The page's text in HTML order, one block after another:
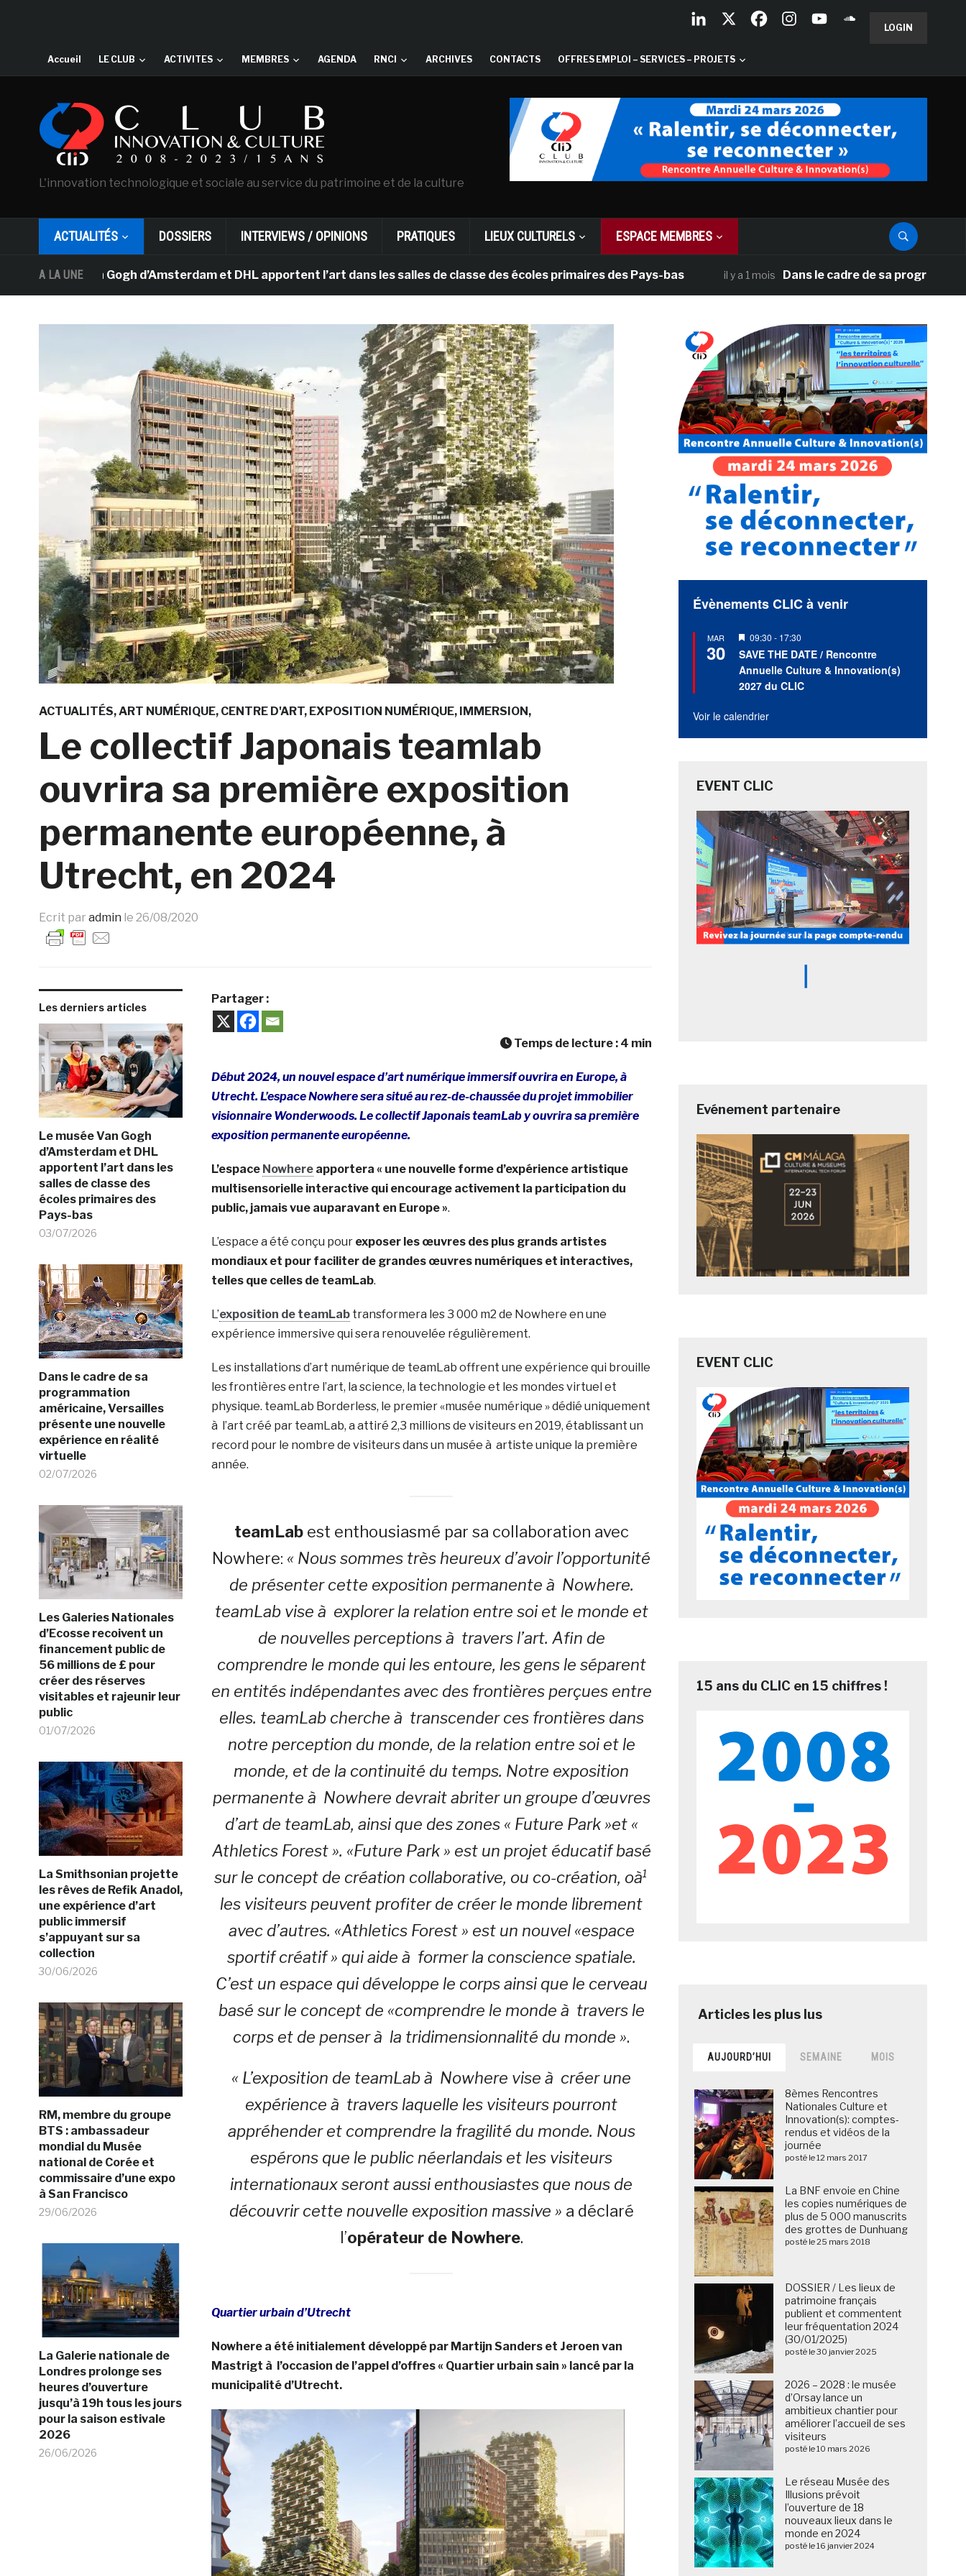
LOGIN
Accueil LE CLUB ACTIVITES MEMBRES AGENDA RNCI ARCHIVES CONTACTS OFFRES EMPLOI – SERVICES – PROJETS
L'innovation technologique et sociale au service du patrimoine et de la culture
ACTUALITÉS DOSSIERS INTERVIEWS / OPINIONS PRATIQUES LIEUX CULTURELS ESPACE MEMBRES
A LA UNE
Van Gogh d’Amsterdam et DHL apportent l’art dans les salles de classe des écoles primaires des Pays-bas il y a 1 mois Dans le cadre de sa programmation
ACTUALITÉS ART NUMÉRIQUE CENTRE D'ART EXPOSITION NUMÉRIQUE IMMERSION
Le collectif Japonais teamlab
ouvrira sa première exposition
permanente européenne, à
Utrecht, en 2024
Ecrit par admin le 26/08/2020
Les derniers articles
Le musée Van Gogh
d’Amsterdam et DHL
apportent l’art dans les
salles de classe des
écoles primaires des
Pays-bas
03/07/2026
Dans le cadre de sa
programmation
américaine, Versailles
présente une nouvelle
expérience en réalité
virtuelle
02/07/2026
Les Galeries Nationales
d’Ecosse recoivent un
financement public de
56 millions de £ pour
créer des réserves
visitables et rajeunir leur
public
01/07/2026
La Smithsonian projette
les rêves de Refik Anadol,
une expérience d’art
public immersif
s’appuyant sur sa
collection
30/06/2026
RM, membre du groupe
BTS : ambassadeur
mondial du Musée
national de Corée et
commissaire d’une expo
à San Francisco
29/06/2026
La Galerie nationale de
Londres prolonge ses
heures d’ouverture
jusqu’à 19h tous les jours
pour la saison estivale
2026
26/06/2026
Partager :
Temps de lecture : 4 min
Début 2024, un nouvel espace d’art numérique immersif ouvrira en Europe, à
Utrecht. L’espace Nowhere sera situé au rez-de-chaussée du projet immobilier
visionnaire Wonderwoods. Le collectif Japonais teamLab y ouvrira sa première
exposition permanente européenne.
L’espace Nowhereapportera « une nouvelle forme d’expérience artistique
multisensorielle interactive qui encourage activement la participation du
public, jamais vue auparavant en Europe ».
L’espace a été conçu pour exposer les œuvres des plus grands artistes
mondiaux et pour faciliter de grandes œuvres numériques et interactives,
telles que celles de teamLab.
L’exposition de teamLabtransformera les 3 000 m2 de Nowhere en une
expérience immersive qui sera renouvelée régulièrement.
Les installations d’art numérique de teamLab offrent une expérience qui brouille
les frontières entre l’art, la science, la technologie et les mondes virtuel et
physique. teamLab Borderless, le premier «musée numérique » dédié uniquement
à l’art créé par teamLab, a attiré 2,3 millions de visiteurs en 2019, établissant un
record pour le nombre de visiteurs dans un musée à artiste unique la première
année.
teamLabest enthousiasmé par sa collaboration avec
Nowhere: « Nous sommes très heureux d’avoir l’opportunité
de présenter cette exposition permanente à Nowhere.
teamLab vise à explorer la relation entre soi et le monde et
de nouvelles perceptions à travers l’art. Afin de
comprendre le monde qui les entoure, les gens le séparent
en entités indépendantes avec des frontières perçues entre
elles. teamLab cherche à transcender ces frontières dans
notre perception du monde, de la relation entre soi et le
monde, et de la continuité du temps. Notre exposition
permanente à Nowhere devrait abriter un groupe d’œuvres
d’art de teamLab, ainsi que des zones « Future Park »et «
Athletics Forest ». «Future Park » est un projet éducatif basé
sur le concept de création collaborative, ou co-création, oà¹
les visiteurs peuvent profiter de créer le monde librement
avec d’autres. «Athletics Forest » est un nouvel «espace
sportif créatif » qui aide à former la conscience spatiale.
C’est un espace qui développe le corps ainsi que le cerveau
basé sur le concept de «comprendre le monde à travers le
corps et de penser à la tridimensionnalité du monde ».
« L’exposition de teamLab à Nowhere vise à créer une
expérience à travers laquelle les visiteurs pourront
appréhender et comprendre la fragilité du monde. Nous
espérons que le public néerlandais et les visiteurs
internationaux seront aussi enthousiastes que nous de
découvrir cette nouvelle exposition massive » a déclaré
l’opérateur de Nowhere.
Quartier urbain d’Utrecht
Nowhere a été initialement développé par Martijn Sanders et Jeroen van
Mastrigt à l’occasion de l’appel d’offres « Quartier urbain sain » lancé par la
municipalité d’Utrecht.
Évènements CLIC à venir
MAR
30
Mis
en
avant
09:30 - 17:30
SAVE THE DATE / Rencontre
Annuelle Culture & Innovation(s)
2027 du CLIC
Voir le calendrier
EVENT CLIC
Evénement partenaire
EVENT CLIC
15 ans du CLIC en 15 chiffres !
AUJOURD’HUI SEMAINE MOIS
8èmes Rencontres
Nationales Culture et
Innovation(s): comptes-
rendus et vidéos de la
journée
posté le 12 mars 2017
La BNF envoie en Chine
les copies numériques de
plus de 5 000 manuscrits
des grottes de Dunhuang
posté le 25 mars 2018
DOSSIER / Les lieux de
patrimoine français
publient et commentent
leur fréquentation 2024
(30/01/2025)
posté le 30 janvier 2025
2026 – 2028 : le musée
d’Orsay lance un
ambitieux chantier pour
améliorer l’accueil de ses
visiteurs
posté le 10 mars 2026
Le réseau Musée des
Illusions prévoit
l’ouverture de 18
nouveaux lieux dans le
monde en 2024
posté le 16 janvier 2024